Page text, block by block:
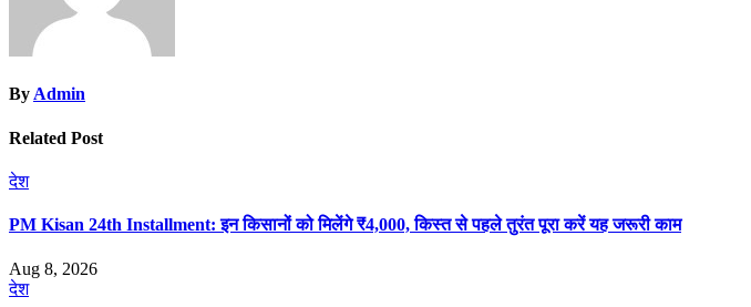
ByAdmin
Related Post
देश
PM Kisan 24th Installment: इन किसानों को मिलेंगे ₹4,000, किस्त से पहले तुरंत पूरा करें यह जरूरी काम
Aug 8, 2026
देश